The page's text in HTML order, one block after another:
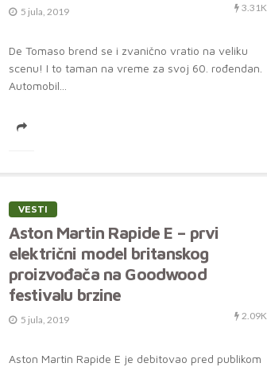
5 jula, 2019 3.31K
De Tomaso brend se i zvanično vratio na veliku
scenu! I to taman na vreme za svoj 60. rođendan.
Automobil...
VESTI
Aston Martin Rapide E – prvi
električni model britanskog
proizvođača na Goodwood
festivalu brzine
5 jula, 2019 2.09K
Aston Martin Rapide E je debitovao pred publikom